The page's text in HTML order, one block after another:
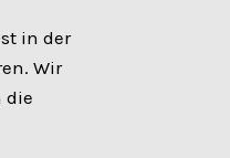
in der
Wir
die